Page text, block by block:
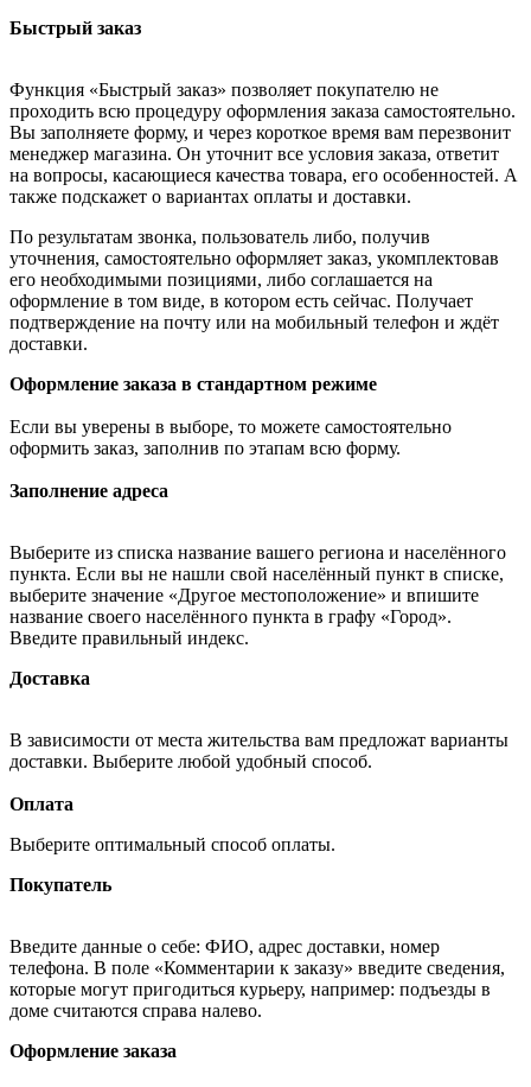
Быстрый заказ
Функция «Быстрый заказ» позволяет покупателю не
проходить всю процедуру оформления заказа самостоятельно.
Вы заполняете форму, и через короткое время вам перезвонит
менеджер магазина. Он уточнит все условия заказа, ответит
на вопросы, касающиеся качества товара, его особенностей. А
также подскажет о вариантах оплаты и доставки.
По результатам звонка, пользователь либо, получив
уточнения, самостоятельно оформляет заказ, укомплектовав
его необходимыми позициями, либо соглашается на
оформление в том виде, в котором есть сейчас. Получает
подтверждение на почту или на мобильный телефон и ждёт
доставки.
Оформление заказа в стандартном режиме
Если вы уверены в выборе, то можете самостоятельно
оформить заказ, заполнив по этапам всю форму.
Заполнение адреса
Выберите из списка название вашего региона и населённого
пункта. Если вы не нашли свой населённый пункт в списке,
выберите значение «Другое местоположение» и впишите
название своего населённого пункта в графу «Город».
Введите правильный индекс.
Доставка
В зависимости от места жительства вам предложат варианты
доставки. Выберите любой удобный способ.
Оплата
Выберите оптимальный способ оплаты.
Покупатель
Введите данные о себе: ФИО, адрес доставки, номер
телефона. В поле «Комментарии к заказу» введите сведения,
которые могут пригодиться курьеру, например: подъезды в
доме считаются справа налево.
Оформление заказа